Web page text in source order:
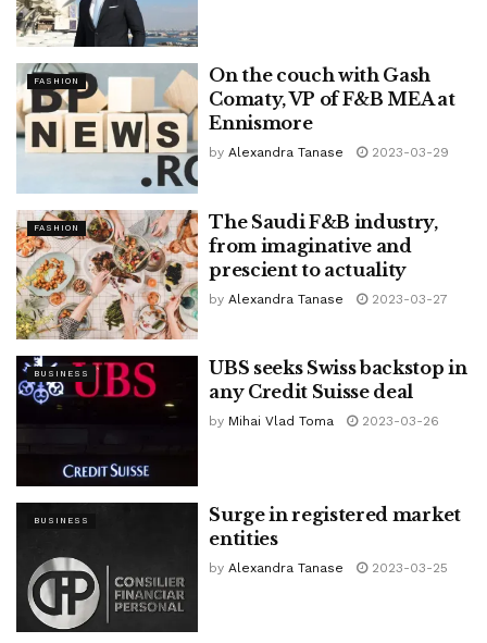
FASHION
On the couch with Gash
Comaty, VP of F&B MEA at
Ennismore
by Alexandra Tanase 2023-03-29
FASHION
The Saudi F&B industry,
from imaginative and
prescient to actuality
by Alexandra Tanase 2023-03-27
BUSINESS
UBS seeks Swiss backstop in
any Credit Suisse deal
by Mihai Vlad Toma 2023-03-26
BUSINESS
Surge in registered market
entities
by Alexandra Tanase 2023-03-25